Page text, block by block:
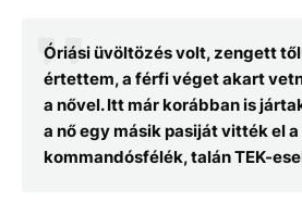
Óriási üvöltözés volt, zengett
értettem, a férfi véget akart
a nővel. Itt már korábban is
a nő egy másik pasiját vitték el
kommandósfélék, talán TEK-